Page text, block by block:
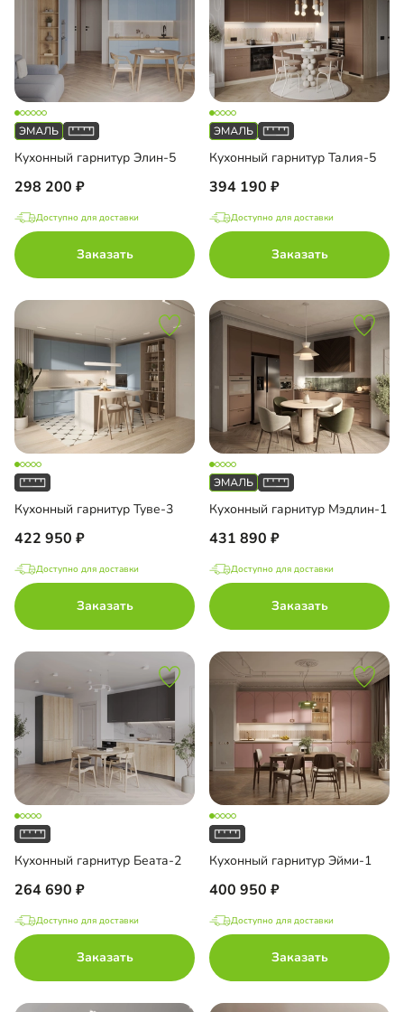
Кухонный гарнитур Элин-5
298 200
Доступно для доставки
Заказать
Кухонный гарнитур Талия-5
394 190
Доступно для доставки
Заказать
Кухонный гарнитур Туве-3
422 950
Доступно для доставки
Заказать
Кухонный гарнитур Мэдлин-1
431 890
Доступно для доставки
Заказать
Кухонный гарнитур Беата-2
264 690
Доступно для доставки
Заказать
Кухонный гарнитур Эйми-1
400 950
Доступно для доставки
Заказать